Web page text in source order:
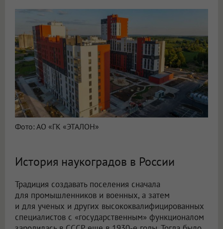
Фото: АО «ГК «ЭТАЛОН»
История наукоградов в России
Традиция создавать поселения сначала
для промышленников и военных, а затем
и для ученых и других высококвалифицированных
специалистов с «государственным» функционалом